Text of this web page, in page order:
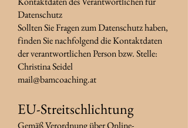
Datenschutz
Sollten Sie Fragen zum Datenschutz haben,
finden Sie nachfolgend die Kontaktdaten
der verantwortlichen Person bzw. Stelle:
Christina Seidel
mail@bamcoaching.at
EU-Streitschlichtung
Gemäß Verordnung über Online-